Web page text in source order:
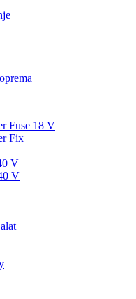
Fuse 18 V
Fix
V
V